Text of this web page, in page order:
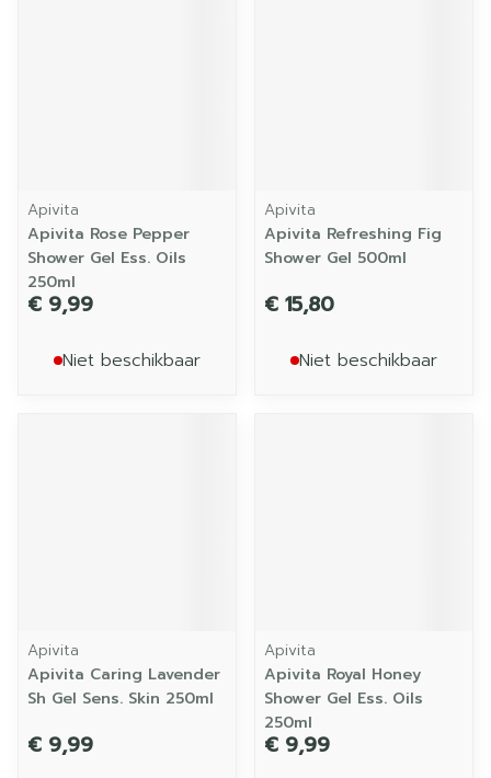
Apivita
Apivita Rose Pepper
Shower Gel Ess. Oils
250ml
€ 9,99
Niet beschikbaar
Apivita
Apivita Refreshing Fig
Shower Gel 500ml
€ 15,80
Niet beschikbaar
Apivita
Apivita Caring Lavender
Sh Gel Sens. Skin 250ml
€ 9,99
Apivita
Apivita Royal Honey
Shower Gel Ess. Oils
250ml
€ 9,99